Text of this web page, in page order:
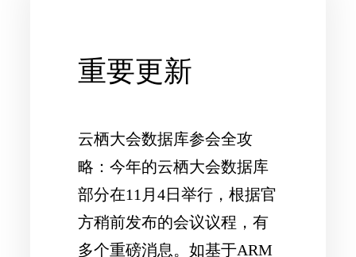
重要更新
云栖大会数据库参会全攻
略 ：今年的云栖大会数据库
部分在11月4日举行，根据官
方稍前发布的会议议程，有
多个重磅消息。如基于ARM